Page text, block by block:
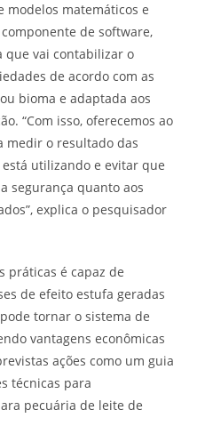
modelos matemáticos e
de software,
que vai contabilizar o
de acordo com as
bioma e adaptada aos
“Com isso, oferecemos ao
o resultado das
utilizando e evitar que
segurança quanto aos
explica o pesquisador
práticas é capaz de
de efeito estufa geradas
tornar o sistema de
vantagens econômicas
ações como um guia
técnicas para
pecuária de leite de